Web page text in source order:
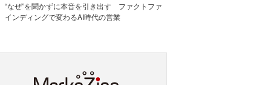
“なぜ”を聞かずに本音を引き出す ファクトファ
インディングで変わるAI時代の営業